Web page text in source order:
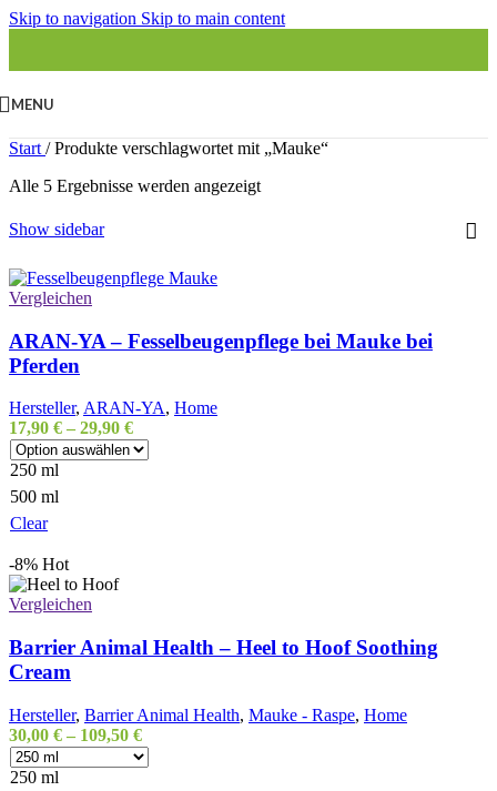
Skip to navigation Skip to main content
MENU
Start / Produkte verschlagwortet mit „Mauke“
Alle 5 Ergebnisse werden angezeigt
Show sidebar
Vergleichen
ARAN-YA – Fesselbeugenpflege bei Mauke bei
Pferden
Hersteller, ARAN-YA, Home
17,90 € – 29,90 €
250 ml
500 ml
Clear
-8% Hot
Vergleichen
Barrier Animal Health – Heel to Hoof Soothing
Cream
Hersteller, Barrier Animal Health, Mauke - Raspe, Home
30,00 € – 109,50 €
250 ml